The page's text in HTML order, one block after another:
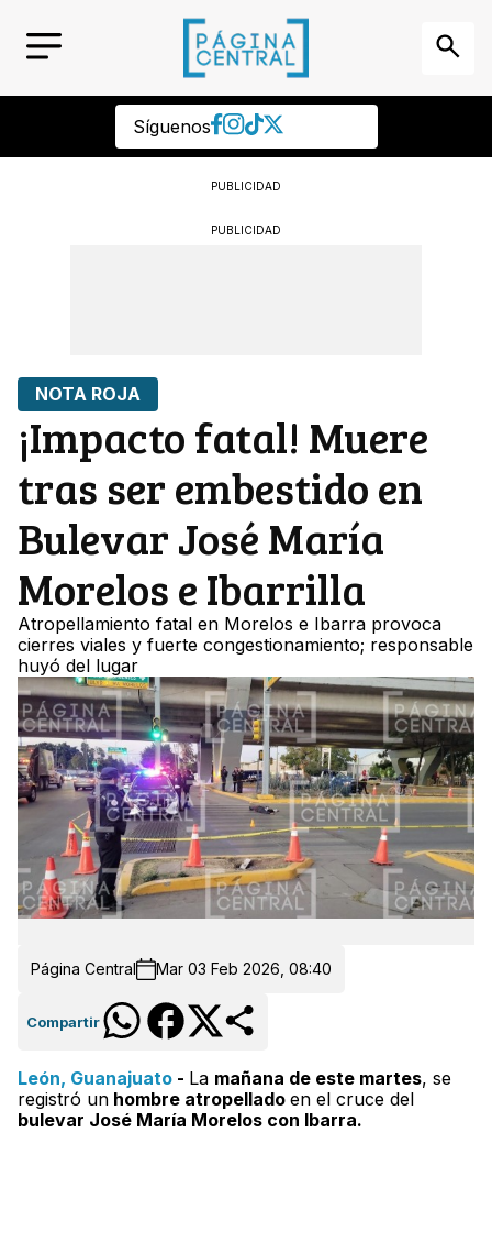
Síguenos
PUBLICIDAD
PUBLICIDAD
NOTA ROJA
¡Impacto fatal! Muere
tras ser embestido en
Bulevar José María
Morelos e Ibarrilla
Atropellamiento fatal en Morelos e Ibarra provoca
cierres viales y fuerte congestionamiento; responsable
huyó del lugar
Página Central Mar 03 Feb 2026, 08:40
Compartir
León, Guanajuato - La mañana de este martes, se
registró un hombre atropellado en el cruce del
bulevar José María Morelos con Ibarra.